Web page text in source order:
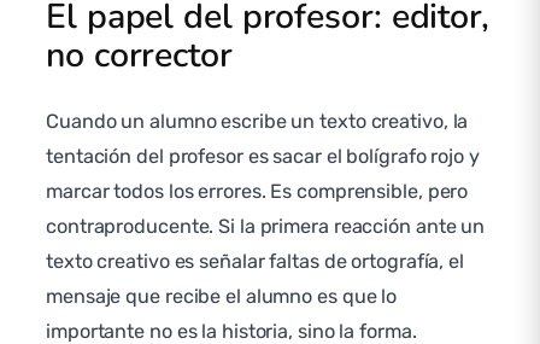
El papel del profesor: editor,
no corrector
Cuando un alumno escribe un texto creativo, la
tentación del profesor es sacar el bolígrafo rojo y
marcar todos los errores. Es comprensible, pero
contraproducente. Si la primera reacción ante un
texto creativo es señalar faltas de ortografía, el
mensaje que recibe el alumno es que lo
importante no es la historia, sino la forma.